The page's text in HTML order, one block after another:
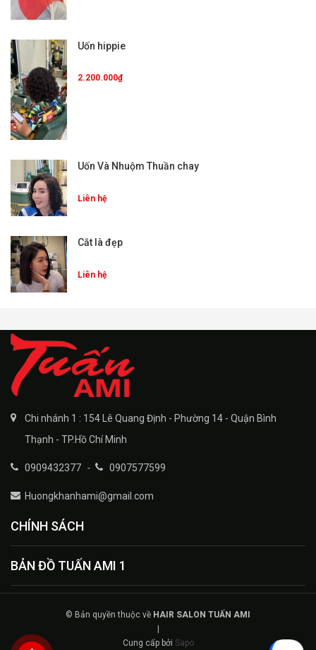
Uốn hippie
2.200.000₫
Uốn Và Nhuộm Thuần chay
Liên hệ
Cắt là đẹp
Liên hệ
Chi nhánh 1 : 154 Lê Quang Định - Phường 14 - Quận Bình
Thạnh - TP.Hồ Chí Minh
0909432377 - 0907577599
Huongkhanhami@gmail.com
CHÍNH SÁCH
BẢN ĐỒ TUẤN AMI 1
© Bản quyền thuộc về HAIR SALON TUẤN AMI
Cung cấp bởi Sapo